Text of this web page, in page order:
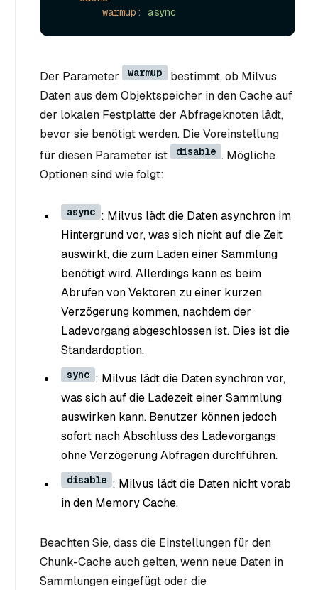
warmup:
async
Der Parameter warmup
bestimmt, ob Milvus
Daten aus dem Objektspeicher in den Cache auf
der lokalen Festplatte der Abfrageknoten lädt,
bevor sie benötigt werden. Die Voreinstellung
für diesen Parameter ist
disable . Mögliche
Optionen sind wie folgt:
async : Milvus lädt die Daten asynchron im
Hintergrund vor, was sich nicht auf die Zeit
auswirkt, die zum Laden einer Sammlung
benötigt wird. Allerdings kann es beim
Abrufen von Vektoren zu einer kurzen
Verzögerung kommen, nachdem der
Ladevorgang abgeschlossen ist. Dies ist die
Standardoption.
sync : Milvus lädt die Daten synchron vor,
was sich auf die Ladezeit einer Sammlung
auswirken kann. Benutzer können jedoch
sofort nach Abschluss des Ladevorgangs
ohne Verzögerung Abfragen durchführen.
disable : Milvus lädt die Daten nicht vorab
in den Memory Cache.
Beachten Sie, dass die Einstellungen für den
Chunk-Cache auch gelten, wenn neue Daten in
Sammlungen eingefügt oder die